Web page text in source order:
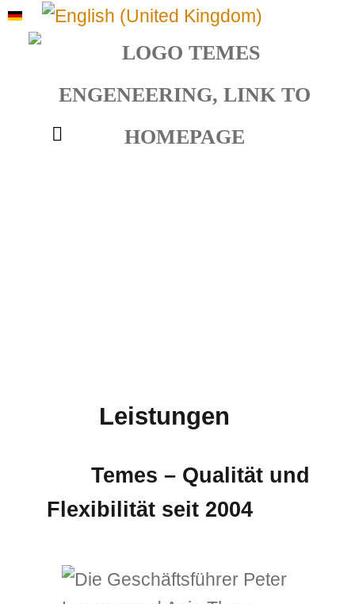
Sprache auswählen
Leistungen
Temes – Qualität und
Flexibilität seit 2004